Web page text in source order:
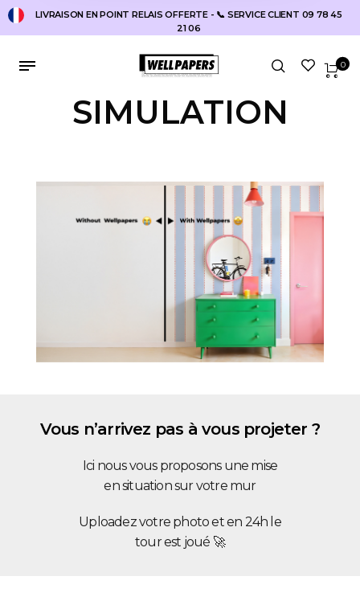
LIVRAISON EN POINT RELAIS OFFERTE - 📞 SERVICE CLIENT 09 78 45
21 06
0
SIMULATION
Vous n’arrivez pas à vous projeter ?
Ici nous vous proposons une mise
en situation sur votre mur
Uploadez votre photo et en 24h le
tour est joué 🚀